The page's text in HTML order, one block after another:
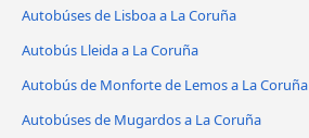
Autobúses de Lisboa a La Coruña
Autobús Lleida a La Coruña
Autobús de Monforte de Lemos a La Coruña
Autobúses de Mugardos a La Coruña